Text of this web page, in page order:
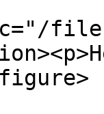
files/